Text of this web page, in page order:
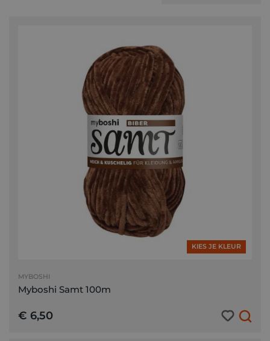
KIES JE KLEUR
MYBOSHI
Myboshi Samt 100m
€ 6,50